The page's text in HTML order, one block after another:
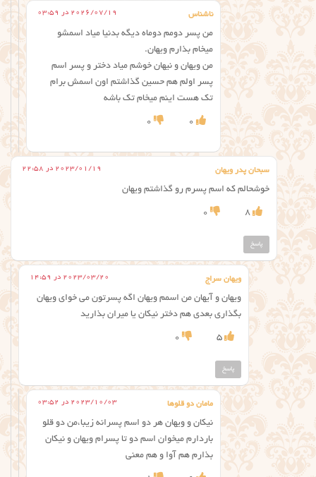
ناشناس 2026/07/19 در 03:59
من پسر دومم دوماه دیگه بدنیا میاد اسمشو
میخام بذارم ویهان.
من ویهان و نیهان خوشم میاد دختر و پسر اسم
پسر اولم هم حسین گذاشتم اون اسمش برام
تک هست اینم میخام تک باشه
0
0
سبحان پدر ویهان 2023/01/19 در 22:58
خوشحالم که اسم پسرم رو گذاشتم ویهان
8
0
پاسخ
ویهان سراج 2023/03/20 در 14:59
ویهان و آیهان من اسمم ویهان اگه پسرتون می خوای ویهان
بگذاری بعدی هم دختر نیکان یا میران بذارید
5
0
پاسخ
مامان دو قلوها 2023/10/03 در 03:52
نیکان و ویهان هر دو اسم پسرانه زیبا،من دو قلو
باردارم میخوان اسم دو تا پسرام ویهان و نیکان
بذارم هم آوا و هم معنی